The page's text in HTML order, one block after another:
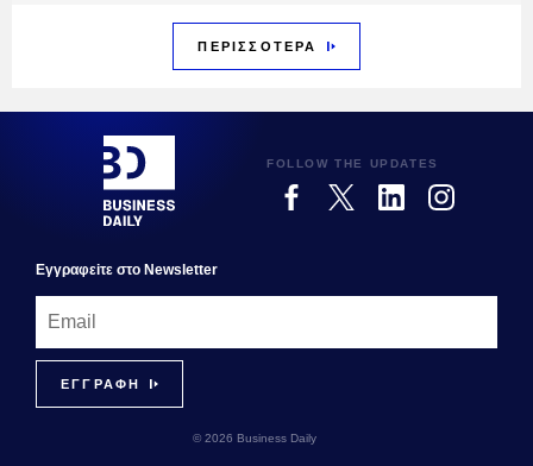
ΠΕΡΙΣΣΟΤΕΡΑ
FOLLOW THE UPDATES
Εγγραφεiτε στο Newsletter
© 2026 Business Daily